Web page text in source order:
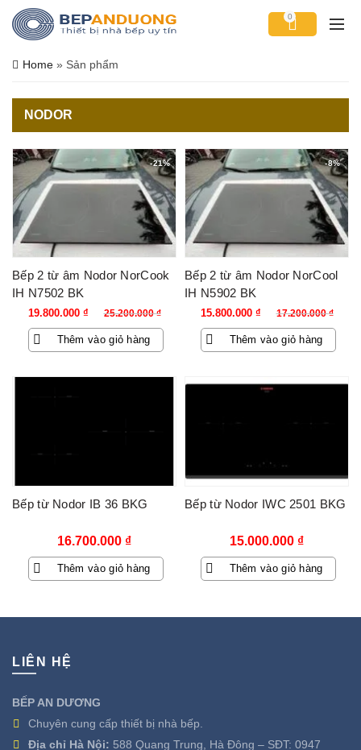
0
Home » Sản phẩm
NODOR
-21%
Bếp 2 từ âm Nodor NorCook
IH N7502 BK
25.200.000₫
Giá
gốc
là:
19.800.000 ₫
Giá
hiện
tại
Thêm vào giỏ hàng
-8%
Bếp 2 từ âm Nodor NorCool
IH N5902 BK
17.200.000₫
Giá
gốc
là:
15.800.000 ₫
Giá
hiện
tại
Thêm vào giỏ hàng
Bếp từ Nodor IB 36 BKG
16.700.000 ₫
Thêm vào giỏ hàng
Bếp từ Nodor IWC 2501 BKG
15.000.000 ₫
Thêm vào giỏ hàng
LIÊN HỆ
BẾP AN DƯƠNG
Chuyên cung cấp thiết bị nhà bếp.
Địa chỉ Hà Nội: 588 Quang Trung, Hà Đông – SĐT: 0947